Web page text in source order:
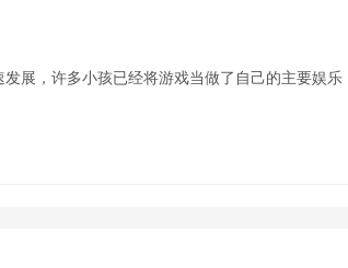
展，许多小孩已经将游戏当做了自己的主要娱乐